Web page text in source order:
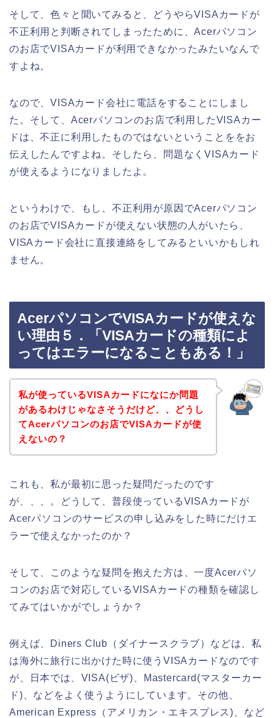
そして、色々と聞いてみると、どうやらVISAカードが
不正利用と判断されてしまったために、Acerパソコン
のお店でVISAカードが利用できなかったみたいなんで
すよね。
なので、VISAカード会社に電話をすることにしまし
た。そして、Acerパソコンのお店で利用したVISAカー
ドは、不正に利用したものではないということををお
伝えしたんですよね。そしたら、問題なくVISAカード
が使えるようになりましたよ。
というわけで、もし、不正利用が原因でAcerパソコン
のお店でVISAカードが使えない状態の人がいたら、
VISAカード会社に直接連絡をしてみるといいかもしれ
ません。
AcerパソコンでVISAカードが使えな
い理由５．「VISAカードの種類によ
ってはエラーになることもある！」
私が使っているVISAカードになにか問題
があるわけじゃなさそうだけど、、どうし
てAcerパソコンのお店でVISAカードが使
えないの？
これも、私が最初に思った疑問だったのです
が、、、。どうして、普段使っているVISAカードが
Acerパソコンのサービスの申し込みをした時にだけエ
ラーで使えなかったのか？
そして、このような疑問を抱えた方は、一度Acerパソ
コンのお店で対応しているVISAカードの種類を確認し
てみてはいかがでしょうか？
例えば、Diners Club（ダイナースクラブ）などは、私
は海外に旅行に出かけた時に使うVISAカードなのです
が、日本では、VISA(ビザ)、Mastercard(マスターカー
ド)、などをよく使うようにしています。その他、
American Express（アメリカン・エキスプレス)、など